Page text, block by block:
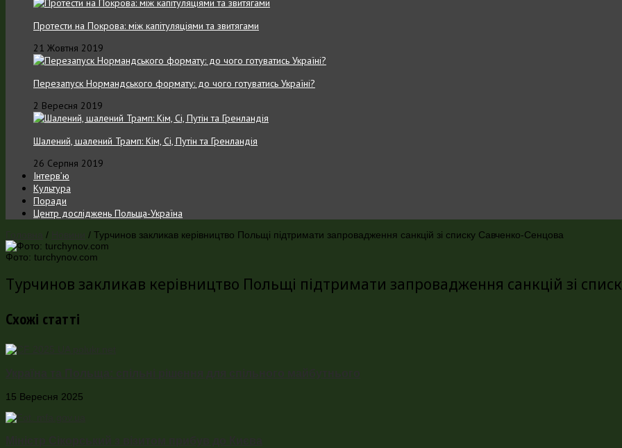
Протести на Покрова: між капітуляціями та звитягами
21 Жовтня 2019
Перезапуск Нормандського формату: до чого готуватись Україні?
2 Вересня 2019
Шалений, шалений Трамп: Кім, Сі, Путін та Гренландія
26 Серпня 2019
Інтерв’ю
Культура
Поради
Центр досліджень Польща-Україна
/ / Турчинов закликав керівництво Польщі підтримати запровадження санкцій зі списку Савченко-Сенцова
Фото: turchynov.com
Турчинов закликав керівництво Польщі підтримати запровадження санкцій зі
Схожі статті
15 Вересня 2025